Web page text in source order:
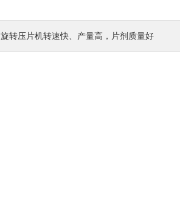
旋转压片机转速快、产量高，片剂质量好